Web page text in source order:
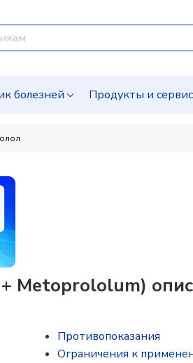
болезней Продукты и
Metoprololum)
Противопоказания
Ограничения к